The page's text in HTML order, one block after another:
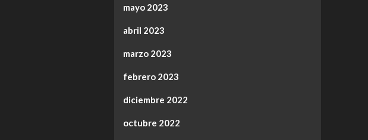
mayo 2023
abril 2023
marzo 2023
febrero 2023
diciembre 2022
octubre 2022